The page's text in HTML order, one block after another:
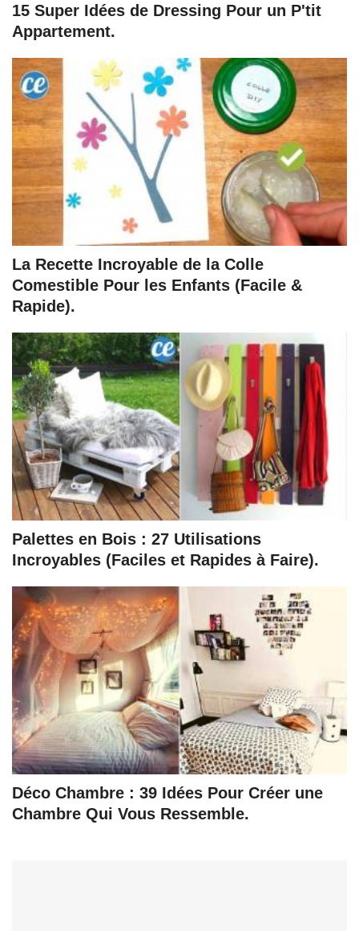
15 Super Idées de Dressing Pour un P'tit
Appartement.
La Recette Incroyable de la Colle
Comestible Pour les Enfants (Facile &
Rapide).
Palettes en Bois : 27 Utilisations
Incroyables (Faciles et Rapides à Faire).
Déco Chambre : 39 Idées Pour Créer une
Chambre Qui Vous Ressemble.